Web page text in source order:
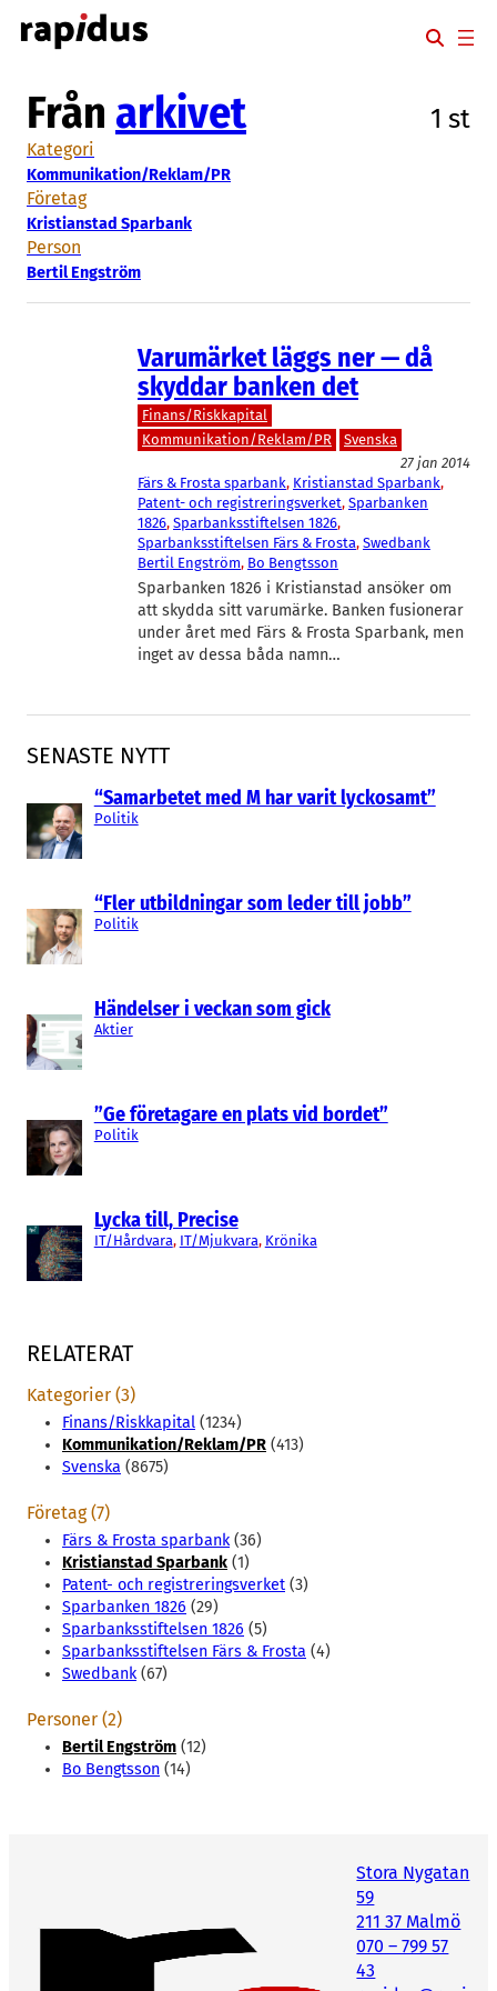
Hoppa
till
SENASTE NYTT
“Samarbetet med M har varit lyckosamt”
Politik
“Fler utbildningar som leder till jobb”
Politik
Händelser i veckan som gick
Aktier
”Ge företagare en plats vid bordet”
Politik
Lycka till, Precise
IT/Hårdvara, IT/Mjukvara, Krönika
Från arkivet 1 st
Kategori
Kommunikation/Reklam/PR
Företag
Kristianstad Sparbank
Person
Bertil Engström
Varumärket läggs ner — då
skyddar banken det
Finans/Riskkapital
Kommunikation/Reklam/PR
Svenska
27 jan 2014
Färs & Frosta sparbank, Kristianstad Sparbank
Patent- och registreringsverket, Sparbanken
1826, Sparbanksstiftelsen 1826
Sparbanksstiftelsen Färs & Frosta, Swedbank
Bertil Engström, Bo Bengtsson
Sparbanken 1826 i Kristianstad ansöker om
att skydda sitt varumärke. Banken fusionerar
under året med Färs & Frosta Sparbank, men
inget av dessa båda namn…
RELATERAT
Kategorier (3)
Finans/Riskkapital (1234)
Kommunikation/Reklam/PR (413)
Svenska (8675)
Företag (7)
Färs & Frosta sparbank(36)
Kristianstad Sparbank (1)
Patent- och registreringsverket (3)
Sparbanken 1826 (29)
Sparbanksstiftelsen 1826 (5)
Sparbanksstiftelsen Färs & Frosta (4)
Swedbank(67)
Personer (2)
Bertil Engström (12)
Bo Bengtsson (14)
Stora Nygatan
59
211 37 Malmö
070 – 799 57
43